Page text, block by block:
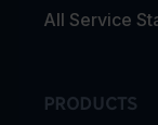
All Service
PRODUCTS